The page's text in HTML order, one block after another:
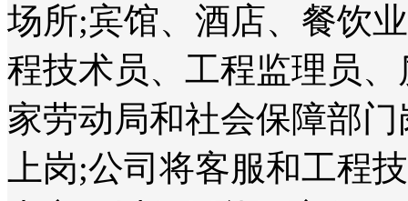
场所;宾馆、酒店、餐饮
程技术员、工程监理员
家劳动局和社会保障部
上岗;公司将客服和工程